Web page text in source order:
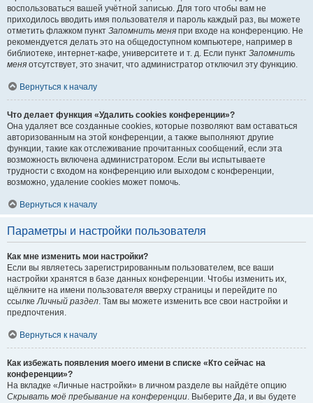
воспользоваться вашей учётной записью. Для того чтобы вам не
приходилось вводить имя пользователя и пароль каждый раз, вы можете
отметить флажком пункт Запомнить меня при входе на конференцию. Не
рекомендуется делать это на общедоступном компьютере, например в
библиотеке, интернет-кафе, университете и т. д. Если пункт Запомнить
меня отсутствует, это значит, что администратор отключил эту функцию.
Вернуться к началу
Что делает функция «Удалить cookies конференции»?
Она удаляет все созданные cookies, которые позволяют вам оставаться
авторизованным на этой конференции, а также выполняют другие
функции, такие как отслеживание прочитанных сообщений, если эта
возможность включена администратором. Если вы испытываете
трудности с входом на конференцию или выходом с конференции,
возможно, удаление cookies может помочь.
Вернуться к началу
Параметры и настройки пользователя
Как мне изменить мои настройки?
Если вы являетесь зарегистрированным пользователем, все ваши
настройки хранятся в базе данных конференции. Чтобы изменить их,
щёлкните на имени пользователя вверху страницы и перейдите по
ссылкеЛичный раздел. Там вы можете изменить все свои настройки и
предпочтения.
Вернуться к началу
Как избежать появления моего имени в списке «Кто сейчас на
конференции»?
На вкладке «Личные настройки» в личном разделе вы найдёте опцию
Скрывать моё пребывание на конференции. ВыберитеДа, и вы будете